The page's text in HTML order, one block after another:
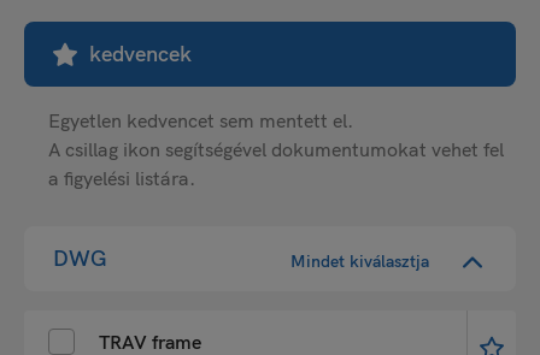
kedvencek
Egyetlen kedvencet sem mentett el.
A csillag ikon segítségével dokumentumokat vehet fel
a figyelési listára.
DWG Mindet kiválasztja
TRAV frame